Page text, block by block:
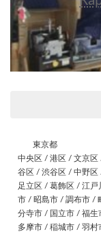
東京都
中央区 / 港区 / 文京区
谷区 / 渋谷区 / 中野
足立区 / 葛飾区 / 江
市 / 昭島市 / 調布市 /
分寺市 / 国立市 / 福
多摩市 / 稲城市 / 羽村